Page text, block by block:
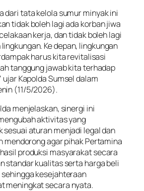
dari tata kelola sumur minyak ini
tidak boleh lagi ada korban jiwa
kerja, dan tidak boleh lagi
Ke depan, lingkungan
harus kita revitalisasi
tanggung jawab kita terhadap
ujar Kapolda Sumsel dalam
(11/5/2026).
menjelaskan, sinergi ini
aktivitas yang
sesuai aturan menjadi legal dan
mendorong agar pihak Pertamina
produksi masyarakat secara
standar kualitas serta harga beli
kesejahteraan
meningkat secara nyata.